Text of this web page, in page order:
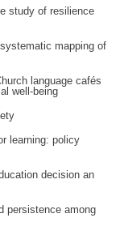
study of resilience
mapping of
language cafés
well-being
learning: policy
decision an
persistence among